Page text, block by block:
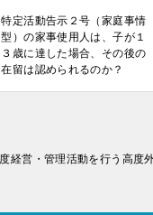
特定活動告示２号（家庭事情
型）の家事使用人は、子が１
３歳に達した場合、その後の
在留は認められるのか？